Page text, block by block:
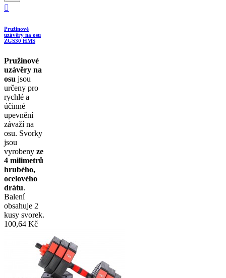

Pružinové
uzávěry na osu
ZGS30 HMS
Pružinové
uzávěry na
osu jsou
určeny pro
rychlé a
účinné
upevnění
závaží na
osu. Svorky
jsou
vyrobeny ze
4 milimetrů
hrubého,
ocelového
drátu.
Balení
obsahuje 2
kusy svorek.
100,64 Kč